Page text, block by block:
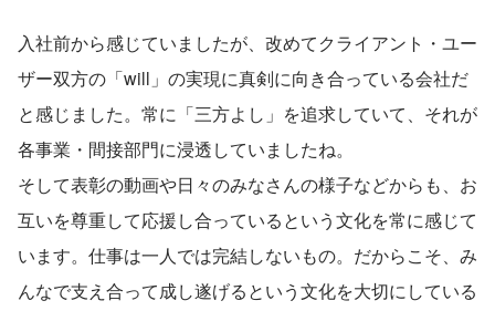
入社前から感じていましたが、改めてクライアント・ユー
ザー双方の「will」の実現に真剣に向き合っている会社だ
と感じました。常に「三方よし」を追求していて、それが
各事業・間接部門に浸透していましたね。
そして表彰の動画や日々のみなさんの様子などからも、お
互いを尊重して応援し合っているという文化を常に感じて
います。仕事は一人では完結しないもの。だからこそ、み
んなで支え合って成し遂げるという文化を大切にしている